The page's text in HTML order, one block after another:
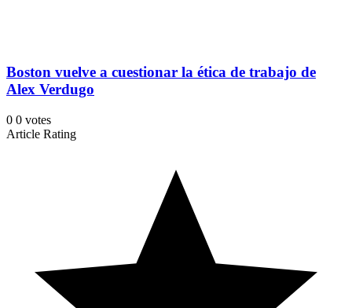
Boston vuelve a cuestionar la ética de trabajo de
Alex Verdugo
0 0 votes
Article Rating